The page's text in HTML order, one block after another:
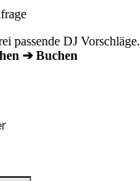
passende DJ Vorschläge.
➔ Buchen